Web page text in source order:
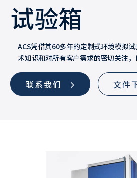
试验箱
ACS凭借其60多年的定制式环境模拟
术知识和对所有客户需求的密切关注，
联系我们 文件